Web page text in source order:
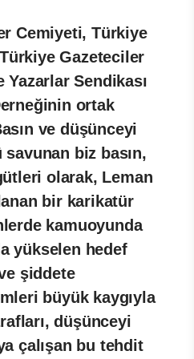
Cemiyeti, Türkiye
Gazeteciler
Yazarlar Sendikası
ortak
ve düşünceyi
biz basın,
olarak, Leman
bir karikatür
kamuoyunda
yükselen hedef
şiddete
büyük kaygıyla
düşünceyi
çalışan bu tehdit